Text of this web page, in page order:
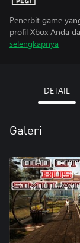
Penerbit game
profil Xbox Anda
selengkapnya
DETAIL
Galeri